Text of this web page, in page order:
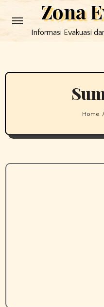
to
Zona
Informasi Evakuasi
Home